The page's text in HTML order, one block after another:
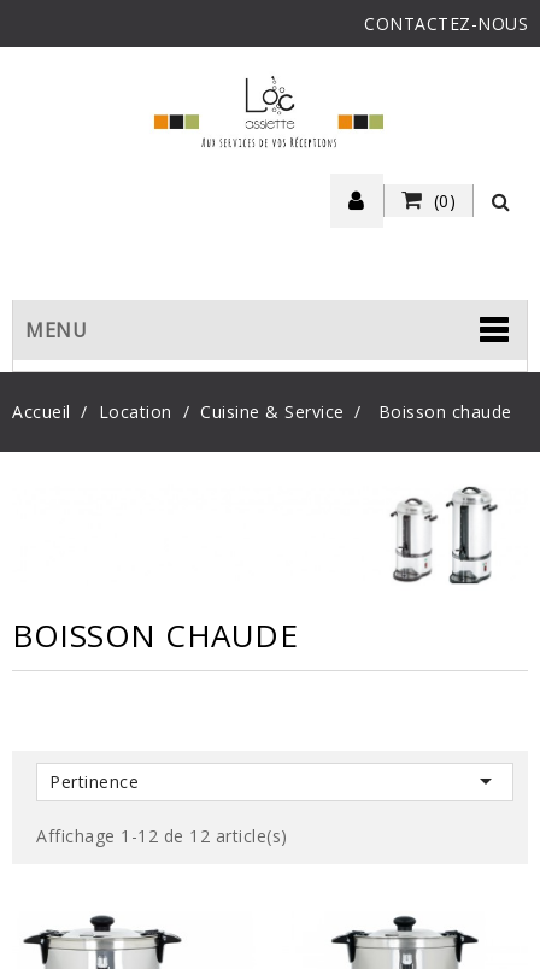
CONTACTEZ-NOUS
(0)
MENU
Accueil Location Cuisine & Service Boisson chaude
BOISSON CHAUDE
Pertinence 
Affichage 1-12 de 12 article(s)